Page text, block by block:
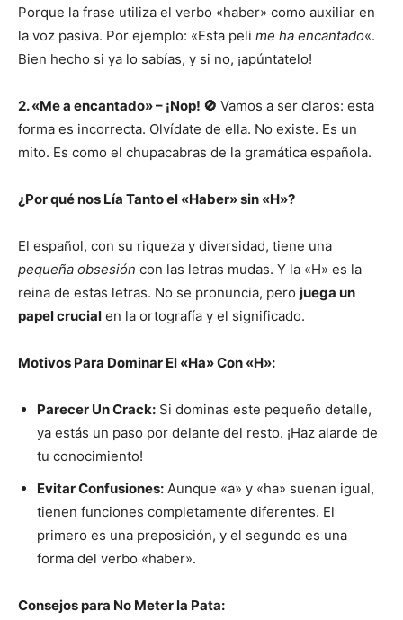
Porque la frase utiliza el verbo «haber» como auxiliar en
la voz pasiva. Por ejemplo: «Esta peli me ha encantado«.
Bien hecho si ya lo sabías, y si no, ¡apúntatelo!
2. «Me a encantado» – ¡Nop! 🚫 Vamos a ser claros: esta
forma es incorrecta. Olvídate de ella. No existe. Es un
mito. Es como el chupacabras de la gramática española.
¿Por qué nos Lía Tanto el «Haber» sin «H»?
El español, con su riqueza y diversidad, tiene una
pequeña obsesión con las letras mudas. Y la «H» es la
reina de estas letras. No se pronuncia, pero juega un
papel crucial en la ortografía y el significado.
Motivos Para Dominar El «Ha» Con «H»:
Parecer Un Crack: Si dominas este pequeño detalle,
ya estás un paso por delante del resto. ¡Haz alarde de
tu conocimiento!
Evitar Confusiones: Aunque «a» y «ha» suenan igual,
tienen funciones completamente diferentes. El
primero es una preposición, y el segundo es una
forma del verbo «haber».
Consejos para No Meter la Pata: